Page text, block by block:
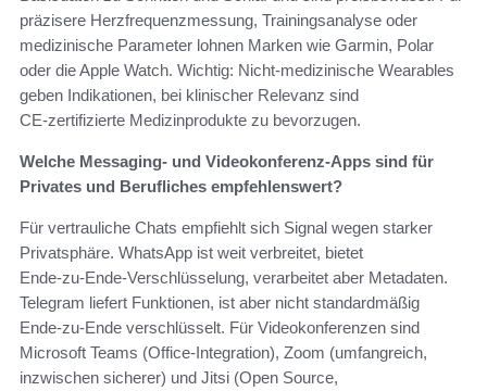
präzisere Herzfrequenzmessung, Trainingsanalyse oder
medizinische Parameter lohnen Marken wie Garmin, Polar
oder die Apple Watch. Wichtig: Nicht‑medizinische Wearables
geben Indikationen, bei klinischer Relevanz sind
CE‑zertifizierte Medizinprodukte zu bevorzugen.
Welche Messaging‑ und Videokonferenz-Apps sind für
Privates und Berufliches empfehlenswert?
Für vertrauliche Chats empfiehlt sich Signal wegen starker
Privatsphäre. WhatsApp ist weit verbreitet, bietet
Ende‑zu‑Ende‑Verschlüsselung, verarbeitet aber Metadaten.
Telegram liefert Funktionen, ist aber nicht standardmäßig
Ende‑zu‑Ende verschlüsselt. Für Videokonferenzen sind
Microsoft Teams (Office‑Integration), Zoom (umfangreich,
inzwischen sicherer) und Jitsi (Open Source,